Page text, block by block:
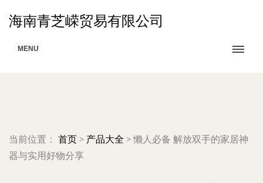
海南青芝嵘贸易有限公司
MENU
当前位置： 首页 > 产品大全 > 懒人必备 解放双手的家居神
器与实用好物分享